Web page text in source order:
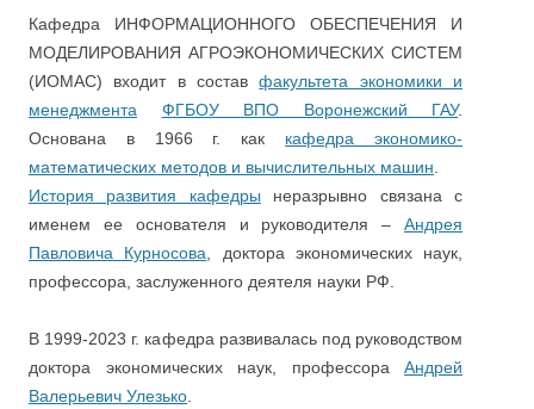
Кафедра ИНФОРМАЦИОННОГО ОБЕСПЕЧЕНИЯ И
МОДЕЛИРОВАНИЯ АГРОЭКОНОМИЧЕСКИХ СИСТЕМ
(ИОМАС) входит в составфакультета экономики и
менеджмента
ФГБОУ ВПО Воронежский ГАУ.
Основана в 1966 г. как кафедра экономико-
математических методов и вычислительных машин
История развития кафедры неразрывно связана с
именем ее основателя и руководителя – Андрея
Павловича Курносова , доктора экономических наук,
профессора, заслуженного деятеля науки РФ.
В 1999-2023 г. кафедра развивалась под руководством
доктора экономических наук, профессора Андрей
Валерьевич Улезько